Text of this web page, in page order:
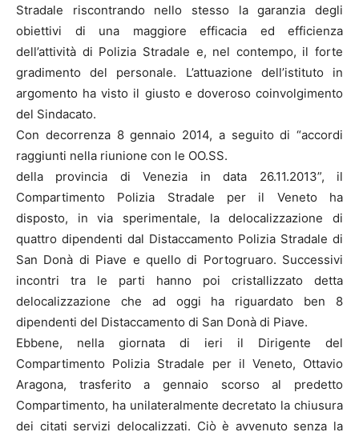
Stradale riscontrando nello stesso la garanzia degli
obiettivi di una maggiore efficacia ed efficienza
dell’attività di Polizia Stradale e, nel contempo, il forte
gradimento del personale. L’attuazione dell’istituto in
argomento ha visto il giusto e doveroso coinvolgimento
del Sindacato.
Con decorrenza 8 gennaio 2014, a seguito di “accordi
raggiunti nella riunione con le OO.SS.
della provincia di Venezia in data 26.11.2013”, il
Compartimento Polizia Stradale per il Veneto ha
disposto, in via sperimentale, la delocalizzazione di
quattro dipendenti dal Distaccamento Polizia Stradale di
San Donà di Piave e quello di Portogruaro. Successivi
incontri tra le parti hanno poi cristallizzato detta
delocalizzazione che ad oggi ha riguardato ben 8
dipendenti del Distaccamento di San Donà di Piave.
Ebbene, nella giornata di ieri il Dirigente del
Compartimento Polizia Stradale per il Veneto, Ottavio
Aragona, trasferito a gennaio scorso al predetto
Compartimento, ha unilateralmente decretato la chiusura
dei citati servizi delocalizzati. Ciò è avvenuto senza la